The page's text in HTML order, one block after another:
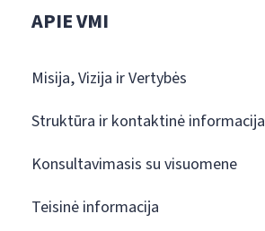
APIE VMI
Misija, Vizija ir Vertybės
Struktūra ir kontaktinė informacija
Konsultavimasis su visuomene
Teisinė informacija